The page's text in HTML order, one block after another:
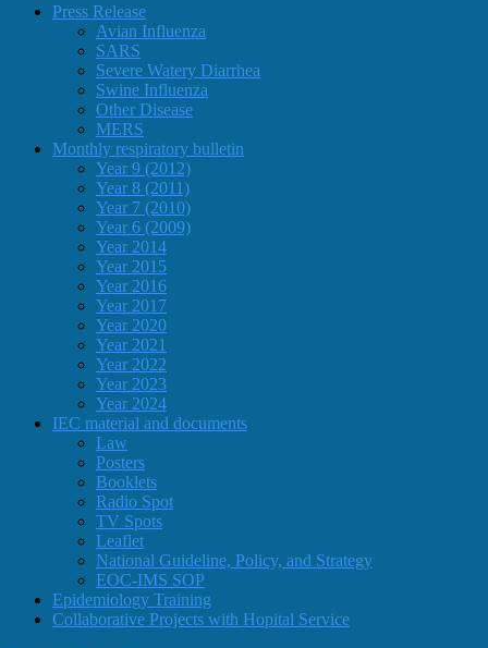
Press Release
Avian Influenza
SARS
Severe Watery Diarrhea
Swine Influenza
Other Disease
MERS
Monthly respiratory bulletin
Year 9 (2012)
Year 8 (2011)
Year 7 (2010)
Year 6 (2009)
Year 2014
Year 2015
Year 2016
Year 2017
Year 2020
Year 2021
Year 2022
Year 2023
Year 2024
IEC material and documents
Law
Posters
Booklets
Radio Spot
TV Spots
Leaflet
National Guideline, Policy, and Strategy
EOC-IMS SOP
Epidemiology Training
Collaborative Projects with Hopital Service